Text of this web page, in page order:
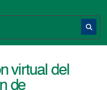
virtual del
de